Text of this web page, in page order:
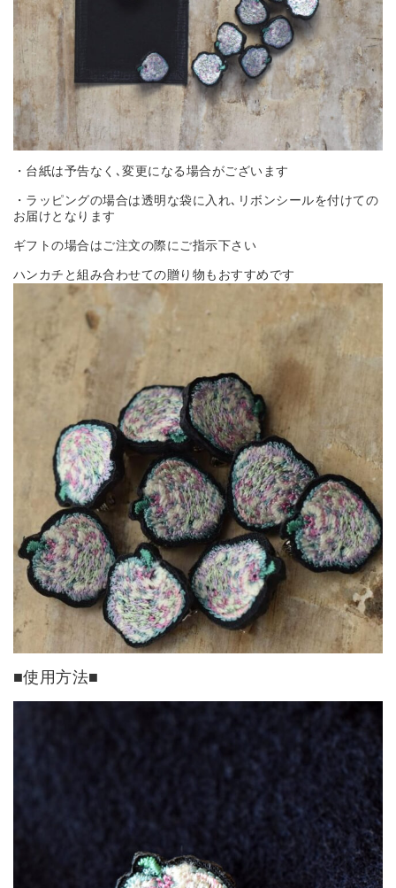
・台紙は予告なく､変更になる場合がございます
・ラッピングの場合は透明な袋に入れ､リボンシールを付けての
お届けとなります
ギフトの場合はご注文の際にご指示下さい
ハンカチと組み合わせての贈り物もおすすめです
■使用方法■